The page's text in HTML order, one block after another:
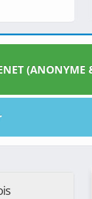
(ANONYME